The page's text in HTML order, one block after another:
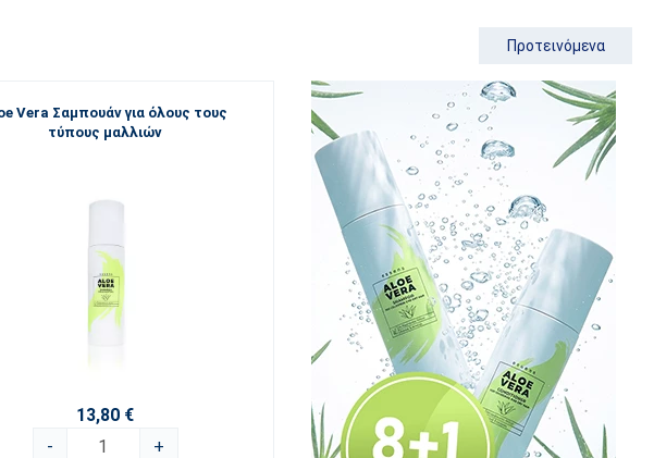
Προτεινόμενα
Vera Σαμπουάν για όλους τους
τύπους μαλλιών
13,80 €
-
+